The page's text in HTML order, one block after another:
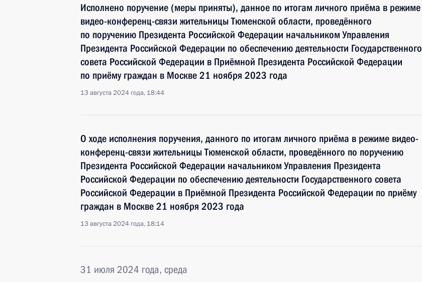
Исполнено поручение (меры приняты), данное по итогам личного приёма в режиме
видео-конференц-связи жительницы Тюменской области, проведённого
по поручению Президента Российской Федерации начальником Управления
Президента Российской Федерации по обеспечению деятельности Государственного
совета Российской Федерации в Приёмной Президента Российской Федерации
по приёму граждан в Москве 21 ноября 2023 года
13 августа 2024 года, 18:44
О ходе исполнения поручения, данного по итогам личного приёма в режиме видео-
конференц-связи жительницы Тюменской области, проведённого по поручению
Президента Российской Федерации начальником Управления Президента
Российской Федерации по обеспечению деятельности Государственного совета
Российской Федерации в Приёмной Президента Российской Федерации по приёму
граждан в Москве 21 ноября 2023 года
13 августа 2024 года, 18:14
31 июля 2024 года, среда